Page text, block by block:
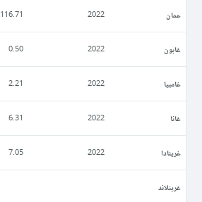
عمان 2022
116.71
غابون 2022
0.50
غامبيا 2022
2.21
غانا 2022
6.31
غرينادا 2022
7.05
غرينلاند